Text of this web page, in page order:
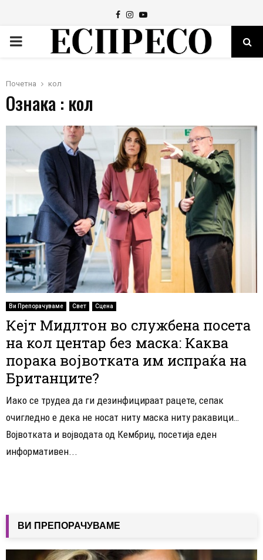
Facebook
Instagram
Youtube
PRIMARY
Почетна кол
Ознака : кол
Ви Препорачуваме Свет Сцена
Кејт Мидлтон во службена посета
на кол центар без маска: Каква
порака војвотката им испраќа на
Британците?
Иако се трудеа да ги дезинфицираат рацете, сепак
очигледно е дека не носат ниту маска ниту ракавици…
Војвотката и војводата од Кембриџ, посетија еден
информативен...
ВИ ПРЕПОРАЧУВАМЕ